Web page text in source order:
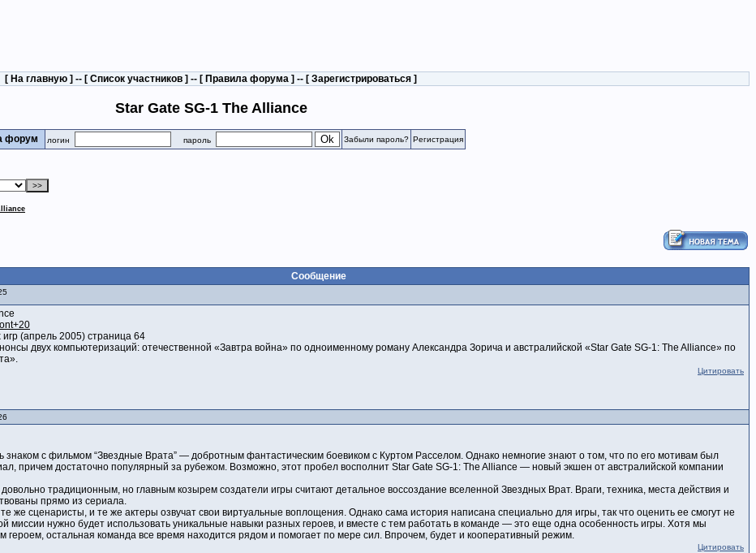
[ На главную ] -- [ Список участников ] -- [ Правила форума ] -- [ Зарегистрироваться ]
Star Gate SG-1 The Alliance
форум логин пароль Забыли пароль? Регистрация
Сообщение
(апрель 2005) страница 64
двух компьютеризаций: отечественной «Завтра война» по одноименному роману Александра Зорича и австралийской «Star Gate SG-1: The Alliance» по
Цитировать
знаком с фильмом “Звездные Врата” — добротным фантастическим боевиком с Куртом Расселом. Однако немногие знают о том, что по его мотивам был
причем достаточно популярный за рубежом. Возможно, этот пробел восполнит Star Gate SG-1: The Alliance — новый экшен от австралийской компании
традиционным, но главным козырем создатели игры считают детальное воссоздание вселенной Звездных Врат. Враги, техника, места действия и
прямо из сериала.
же сценаристы, и те же актеры озвучат свои виртуальные воплощения. Однако сама история написана специально для игры, так что оценить ее смогут не
миссии нужно будет использовать уникальные навыки разных героев, и вместе с тем работать в команде — это еще одна особенность игры. Хотя мы
героем, остальная команда все время находится рядом и помогает по мере сил. Впрочем, будет и кооперативный режим.
Цитировать